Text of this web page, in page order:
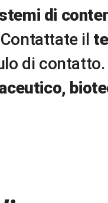
di
il
di